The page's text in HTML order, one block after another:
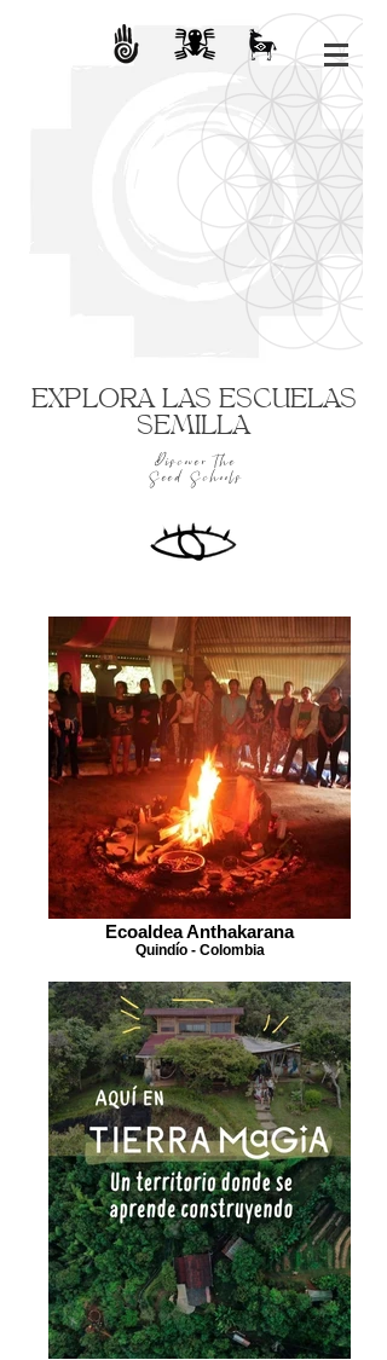
EXPLORA LAS ESCUELAS
SEMILLA
Discover the
Seed Schools
Ecoaldea Anthakarana
Quindío - Colombia